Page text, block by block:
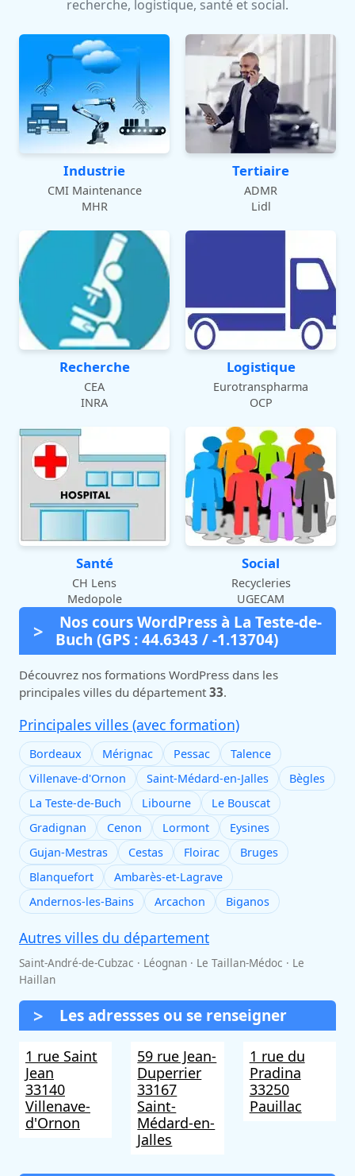
recherche, logistique, santé et social.
Industrie
CMI Maintenance
MHR
Tertiaire
ADMR
Lidl
Recherche
CEA
INRA
Logistique
Eurotranspharma
OCP
Santé
CH Lens
Medopole
Social
Recycleries
UGECAM
Nos cours WordPress à La Teste-de-
Buch (GPS : 44.6343 / -1.13704)
Découvrez nos formations WordPress dans les
principales villes du département 33.
Principales villes (avec formation)
Bordeaux Mérignac Pessac
Talence
Villenave-d'Ornon
Saint-Médard-en-Jalles
Bègles
La Teste-de-Buch
Libourne
Le Bouscat
Gradignan
Cenon Lormont
Eysines
Gujan-Mestras
Cestas Floirac
Bruges
Blanquefort
Ambarès-et-Lagrave
Andernos-les-Bains
Arcachon Biganos
Autres villes du département
Saint-André-de-Cubzac · Léognan · Le Taillan-Médoc · Le
Haillan
Les adressses ou se renseigner
1 rue Saint
Jean
33140
Villenave-
d'Ornon
59 rue Jean-
Duperrier
33167
Saint-
Médard-en-
Jalles
1 rue du
Pradina
33250
Pauillac